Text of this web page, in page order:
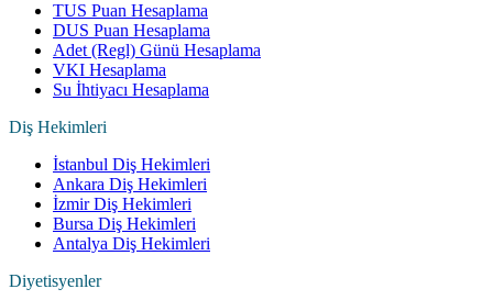
TUS Puan Hesaplama
DUS Puan Hesaplama
Adet (Regl) Günü Hesaplama
VKI Hesaplama
Su İhtiyacı Hesaplama
Diş Hekimleri
İstanbul Diş Hekimleri
Ankara Diş Hekimleri
İzmir Diş Hekimleri
Bursa Diş Hekimleri
Antalya Diş Hekimleri
Diyetisyenler